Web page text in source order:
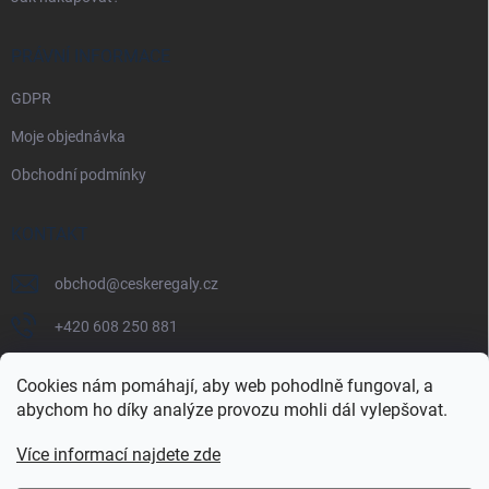
Cookies nám pomáhají, aby web pohodlně fungoval, a
abychom ho díky analýze provozu mohli dál vylepšovat.
Více informací najdete zde
PRÁVNÍ INFORMACE
GDPR
Moje objednávka
Obchodní podmínky
KONTAKT
obchod@ceskeregaly.cz
+420 608 250 881